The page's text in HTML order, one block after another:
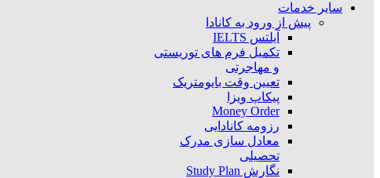
سایر خدمات
پیش از ورود به کانادا
آیلتس IELTS
تکمیل فرم های توریستی
و مهاجرتی
تعیین وقت بایومتریک
پیکاپ ویزا
Money Order
رزومه کانادایی
معادل سازی مدرک
تحصیلی
نگارش Study Plan